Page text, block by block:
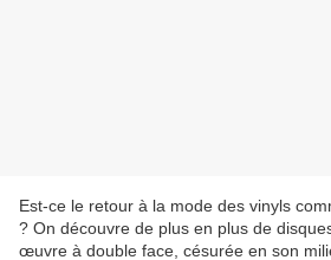
Est-ce le retour à la mode des vinyls
? On découvre de plus en plus de
œuvre à double face, césurée en son